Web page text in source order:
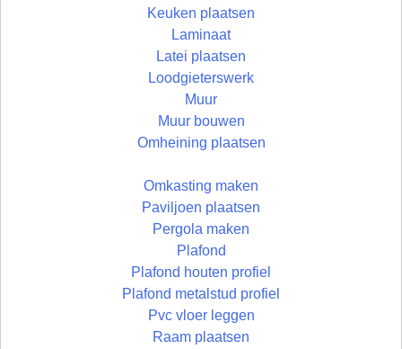
Keuken plaatsen
Laminaat
Latei plaatsen
Loodgieterswerk
Muur
Muur bouwen
Omheining plaatsen
Omkasting maken
Paviljoen plaatsen
Pergola maken
Plafond
Plafond houten profiel
Plafond metalstud profiel
Pvc vloer leggen
Raam plaatsen